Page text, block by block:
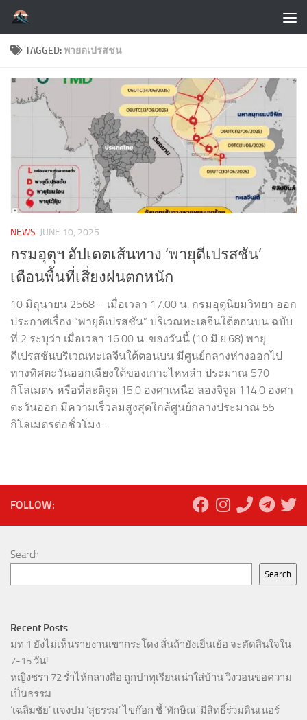
Skip to content
TAGGED:พายดเปรสชน
NEWS JUNE 10, 2025
กรมอุตุฯ อัปเดตเส้นทาง ‘พายุดีเปรสชัน’
เตือนพื้นที่เสี่ยงฝนตกหนัก
10 มิถุนายน 2568 – เมื่อเวลา 17.00 น. กรมอุตุนิยมวิทยา ออก
ประกาศเรื่อง “พายุดีเปรสชัน” บริเวณทะเลจีนใต้ตอนบน ฉบับ
ที่ 2 ระบุว่า เมื่อเวลา 16.00 น. ของวันนี้ (10 มิ.ย.68) พายุ
ดีเปรสชันบริเวณทะเลจีนใต้ตอนบน มีศูนย์กลางห่างออกไป
ทางทิศตะวันออกเฉียงใต้ของเกาะไหหลำ ประมาณ 570
กิโลเมตร หรือที่ละติจูด 15.0 องศาเหนือ ลองจิจูด 114.0 องศา
ตะวันออก มีความเร็วลมสูงสุดใกล้ศูนย์กลางประมาณ 55
กิโลเมตรต่อชั่วโมง...
FOLLOW:
Search
Search
Recent Posts
มท.1 ยังไม่เห็นรายงานเขากระโดง ลั่นถ้ายังเยิ่นเย้อ จะตัดสินใจใน
7-15 วัน!
หญิงชรา 72 ร่ำไห้กลางสื่อ ถูกปาทุเรียนเน่าใส่บ้าน วิงวอนขอความ
เป็นธรรม
‘เฉลิมชัย’ แจงปม ‘สุธรรม’ ไขก๊อก ชี้ ‘ทักษิณ’ มีสิทธิ์ร่วมดินเนอร์